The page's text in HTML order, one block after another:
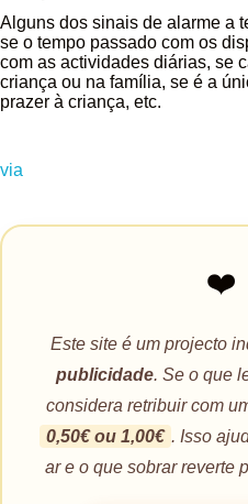
Alguns dos sinais de alarme a
se o tempo passado com os
com as actividades diárias, se
criança ou na família, se é a
prazer à criança, etc.
via
❤️
Este site é um projecto
publicidade. Se o que
considera retribuir com
0,50€ ou 1,00€ . Isso
ar e o que sobrar reverte